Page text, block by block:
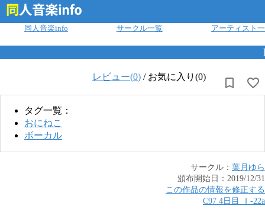
同人音楽info サークル一覧 アーティスト
レビュー(0) / お気に入り(0)
タグ一覧：
おにねこ
ボーカル
サークル： 葉月ゆら
頒布開始日： 2019/12/31
この作品の情報を修正する
C97 4日目
Ｉ -22a